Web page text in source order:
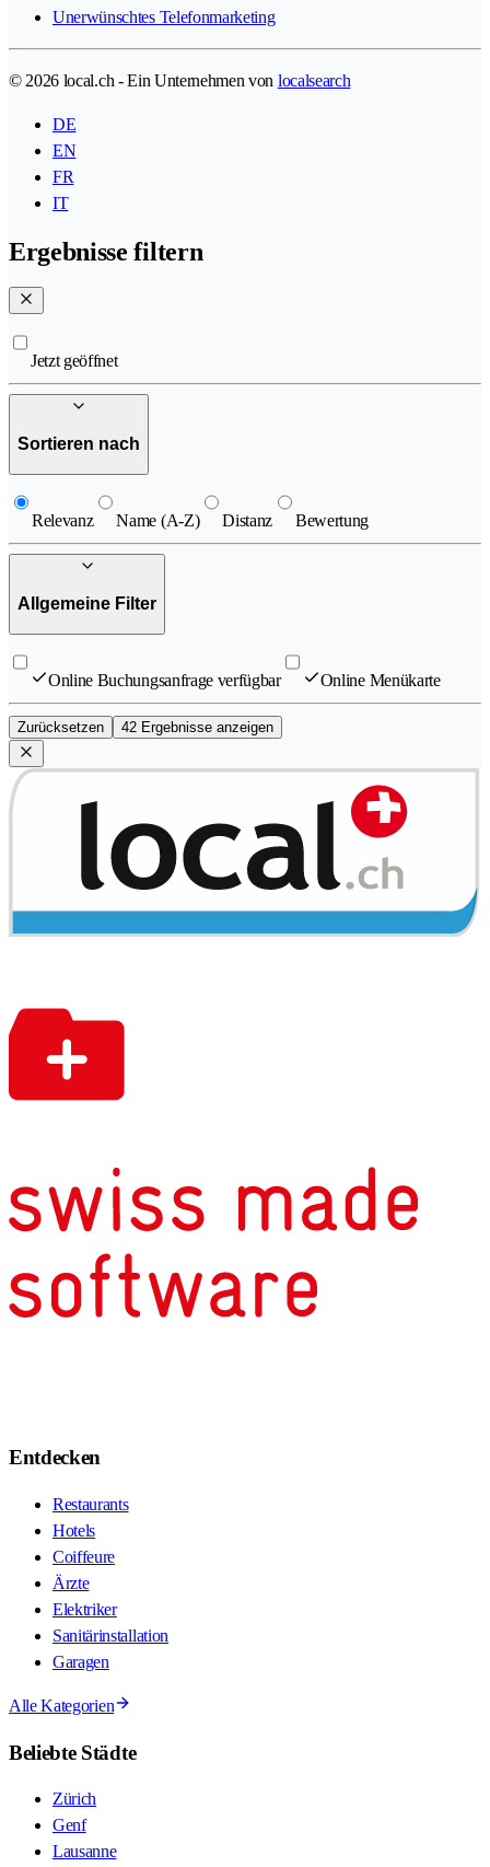
Unerwünschtes Telefonmarketing
© 2026 local.ch - Ein Unternehmen von localsearch
DE
EN
FR
IT
Ergebnisse filtern
Jetzt geöffnet
Sortieren nach
Relevanz Name (A-Z) Distanz Bewertung
Allgemeine Filter
Online Buchungsanfrage verfügbar Online Menükarte
Zurücksetzen 42 Ergebnisse anzeigen
Entdecken
Restaurants
Hotels
Coiffeure
Ärzte
Elektriker
Sanitärinstallation
Garagen
Alle Kategorien
Beliebte Städte
Zürich
Genf
Lausanne